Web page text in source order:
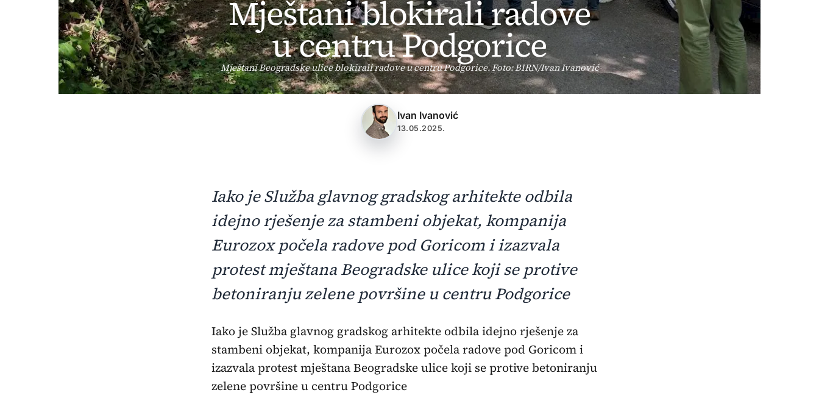
Mještani blokirali radove
u centru Podgorice
Mještani Beogradske ulice blokirali radove u centru Podgorice. Foto: BIRN/Ivan Ivanović
Ivan Ivanović
13.05.2025.
Iako je Služba glavnog gradskog arhitekte odbila
idejno rješenje za stambeni objekat, kompanija
Eurozox počela radove pod Goricom i izazvala
protest mještana Beogradske ulice koji se protive
betoniranju zelene površine u centru Podgorice
Iako je Služba glavnog gradskog arhitekte odbila idejno rješenje za
stambeni objekat, kompanija Eurozox počela radove pod Goricom i
izazvala protest mještana Beogradske ulice koji se protive betoniranju
zelene površine u centru Podgorice